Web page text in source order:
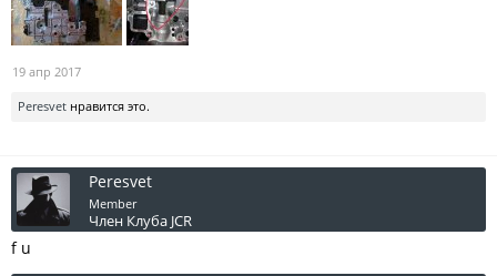
19 апр 2017
Peresvet нравится это.
Peresvet
Member
Член Клуба JCR
f u